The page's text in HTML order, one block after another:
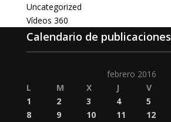
Uncategorized
Vídeos 360
Calendario de publicaciones
febrero 2016
L
M X J V
1
2 3 4 5
8
9 10 11 12